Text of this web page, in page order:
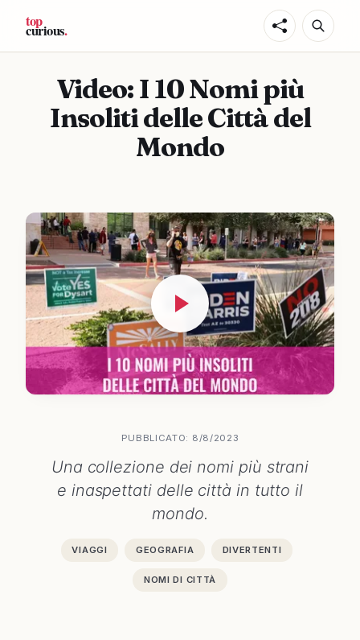
Video: I 10 Nomi più
Insoliti delle Città del
Mondo
PUBBLICATO: 8/8/2023
Una collezione dei nomi più strani
e inaspettati delle città in tutto il
mondo.
VIAGGI GEOGRAFIA DIVERTENTI
NOMI DI CITTÀ